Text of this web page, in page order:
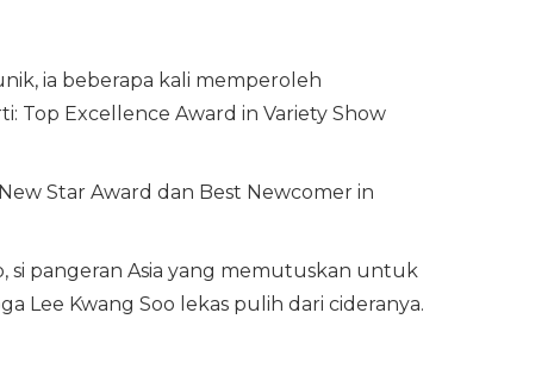
ia beberapa kali memperoleh
Top Excellence Award in Variety Show
Star Award dan Best Newcomer in
si pangeran Asia yang memutuskan untuk
Lee Kwang Soo lekas pulih dari cideranya.